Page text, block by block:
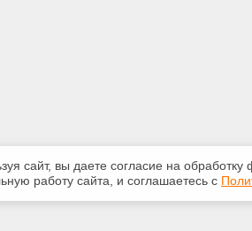
сайт, вы даете согласие на
работу сайта, и соглашаетесь с